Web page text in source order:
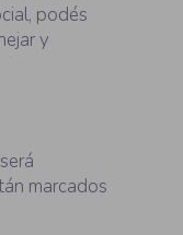
podés
y
marcados